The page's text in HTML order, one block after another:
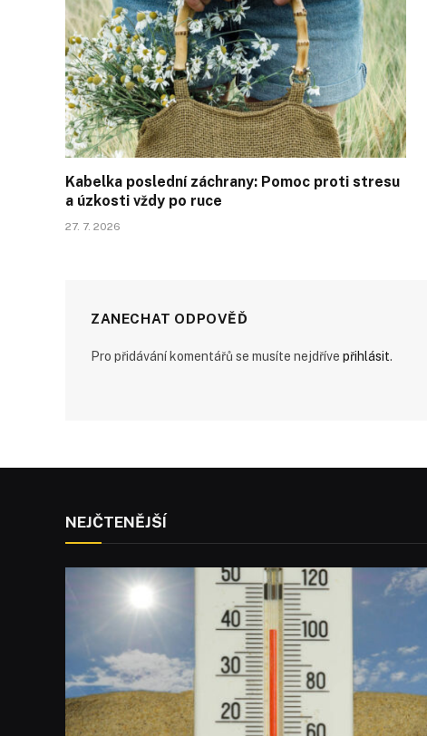
Kabelka poslední záchrany: Pomoc proti stresu
a úzkosti vždy po ruce
27. 7. 2026
ZANECHAT ODPOVĚĎ
Pro přidávání komentářů se musíte nejdříve přihlásit.
NEJČTENĚJŠÍ